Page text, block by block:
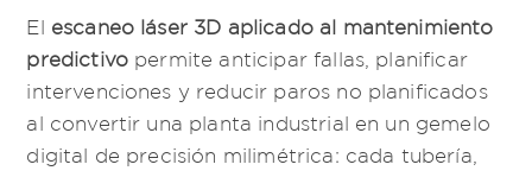
El escaneo láser 3D aplicado al mantenimiento
predictivo permite anticipar fallas, planificar
intervenciones y reducir paros no planificados
al convertir una planta industrial en un gemelo
digital de precisión milimétrica: cada tubería,